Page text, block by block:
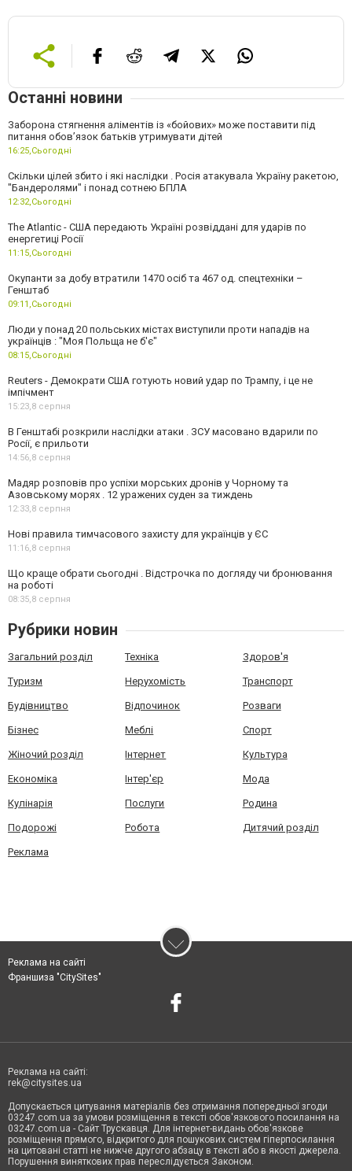
Останні новини
Заборона стягнення аліментів із «бойових» може поставити під
питання обов’язок батьків утримувати дітей
16:25,Сьогодні
Скільки цілей збито і які наслідки . Росія атакувала Україну ракетою,
"Бандеролями" і понад сотнею БПЛА
12:32,Сьогодні
The Atlantic - США передають Україні розвіддані для ударів по
енергетиці Росії
11:15,Сьогодні
Окупанти за добу втратили 1470 осіб та 467 од. спецтехніки –
Генштаб
09:11,Сьогодні
Люди у понад 20 польських містах виступили проти нападів на
українців : "Моя Польща не б'є"
08:15,Сьогодні
Reuters - Демократи США готують новий удар по Трампу, і це не
імпічмент
15:23,8 серпня
В Генштабі розкрили наслідки атаки . ЗСУ масовано вдарили по
Росії, є прильоти
14:56,8 серпня
Мадяр розповів про успіхи морських дронів у Чорному та
Азовському морях . 12 уражених суден за тиждень
12:33,8 серпня
Нові правила тимчасового захисту для українців у ЄС
11:16,8 серпня
Що краще обрати сьогодні . Відстрочка по догляду чи бронювання
на роботі
08:35,8 серпня
Рубрики новин
Загальний розділ Техніка Здоров'я
Туризм Нерухомість Транспорт
Будівництво Відпочинок Розваги
Бізнес Меблі Спорт
Жіночий розділ Інтернет Культура
Економіка Інтер'єр Мода
Кулінарія Послуги Родина
Подорожі Робота Дитячий розділ
Реклама
Реклама на сайті
Франшиза "CitySites"
Реклама на сайті:
rek@citysites.ua
Допускається цитування матеріалів без отримання попередньої згоди
03247.com.ua за умови розміщення в тексті обов'язкового посилання на
03247.com.ua - Сайт Трускавця. Для інтернет-видань обов'язкове
розміщення прямого, відкритого для пошукових систем гіперпосилання
на цитовані статті не нижче другого абзацу в тексті або в якості джерела.
Порушення виняткових прав переслідується Законом.